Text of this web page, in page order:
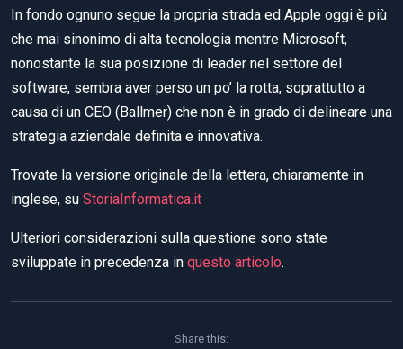
In fondo ognuno segue la propria strada ed Apple oggi è più
che mai sinonimo di alta tecnologia mentre Microsoft,
nonostante la sua posizione di leader nel settore del
software, sembra aver perso un po’ la rotta, soprattutto a
causa di un CEO (Ballmer) che non è in grado di delineare una
strategia aziendale definita e innovativa.
Trovate la versione originale della lettera, chiaramente in
inglese, su StoriaInformatica.it
Ulteriori considerazioni sulla questione sono state
sviluppate in precedenza in questo articolo.
Share this: